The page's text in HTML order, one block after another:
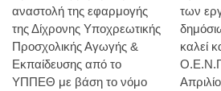
αναστολή της εφαρμογής
της Δίχρονης Υποχρεωτικής
Προσχολικής Αγωγής &
Εκπαίδευσης από το
ΥΠΠΕΘ με βάση το νόμο
των
καλεί